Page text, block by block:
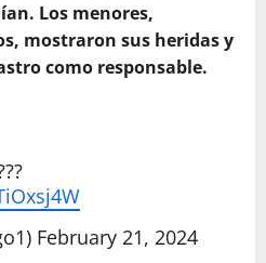
Los menores,
mostraron sus heridas y
como responsable.
February 21, 2024